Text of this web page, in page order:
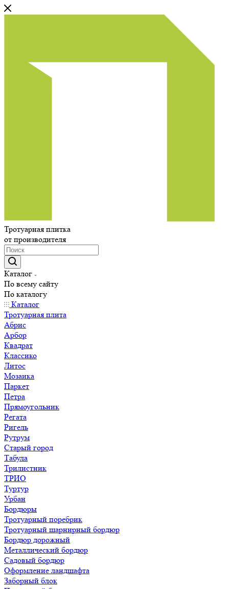
Тротуарная плитка
от производителя
Каталог
По всему сайту
По каталогу
Каталог
Тротуарная плита
Абрис
Арбор
Квадрат
Классико
Литос
Мозаика
Паркет
Петра
Прямоугольник
Регата
Ригель
Рутрум
Старый город
Табула
Трилистник
ТРИО
Туртур
Урбан
Бордюры
Тротуарный поребрик
Тротуарный шарнирный бордюр
Бордюр дорожный
Металлический бордюр
Садовый бордюр
Оформление ландшафта
Заборный блок